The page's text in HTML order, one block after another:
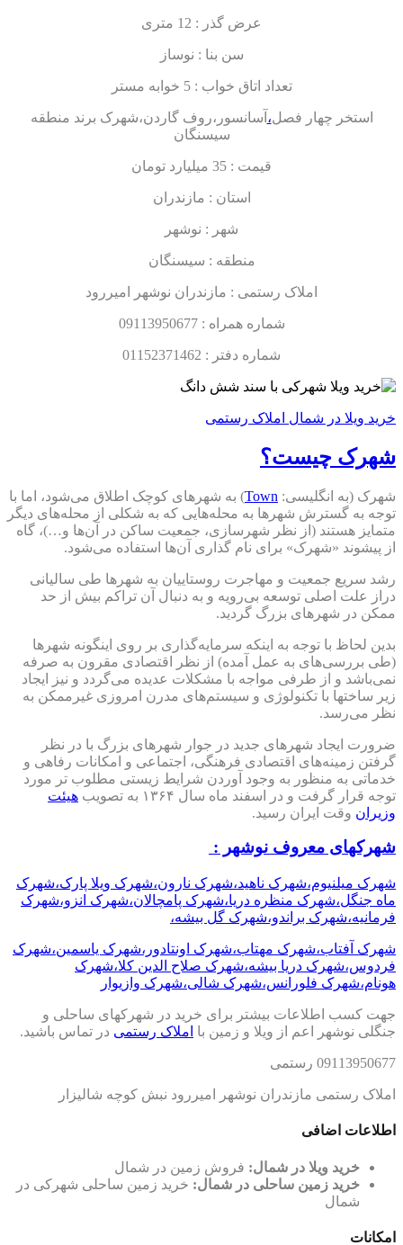
عرض گذر : 12 متری
سن بنا : نوساز
تعداد اتاق خواب : 5 خوابه مستر
استخر چهار فصل، آسانسور،روف گاردن،شهرک برند منطقه
سیسنگان
قیمت : 35 میلیارد تومان
استان : مازندران
شهر : نوشهر
منطقه : سیسنگان
املاک رستمی : مازندران نوشهر امیررود
شماره همراه : 09113950677
شماره دفتر : 01152371462
خرید ویلا در شمال املاک رستمی
شهرک چیست؟
شهرک (به انگلیسی: Town) به شهرهای کوچک اطلاق می‌شود، اما با
توجه به گسترش شهرها به محله‌هایی که به شکلی از محله‌های دیگر
متمایز هستند (از نظر شهرسازی، جمعیت ساکن در آن‌ها و…)، گاه
از پیشوند «شهرک» برای نام گذاری آن‌ها استفاده می‌شود.
رشد سریع جمعیت و مهاجرت روستاییان به شهرها طی سالیانی
دراز علت اصلی توسعه بی‌رویه و به دنبال آن تراکم بیش از حد
ممکن در شهرهای بزرگ گردید.
بدین لحاظ با توجه به اینکه سرمایه‌گذاری بر روی اینگونه شهرها
(طی بررسی‌های به عمل آمده) از نظر اقتصادی مقرون به صرفه
نمی‌باشد و از طرفی مواجه با مشکلات عدیده می‌گردد و نیز ایجاد
زیر ساختها با تکنولوژی و سیستم‌های مدرن امروزی غیرممکن به
نظر می‌رسد.
ضرورت ایجاد شهرهای جدید در جوار شهرهای بزرگ با در نظر
گرفتن زمینه‌های اقتصادی فرهنگی، اجتماعی و امکانات رفاهی و
خدماتی به منظور به وجود آوردن شرایط زیستی مطلوب تر مورد
توجه قرار گرفت و در اسفند ماه سال ۱۳۶۴ به تصویب
هیئت
وزیران وقت ایران رسید.
شهرکهای معروف نوشهر :
شهرک میلنیوم،شهرک ناهید،شهرک نارون،شهرک ویلا پارک،شهرک
ماه جنگل،شهرک منظره دریا،شهرک پامچالان،شهرک انزو،شهرک
فرمانیه،شهرک براندو،شهرک گل بیشه،
شهرک آفتاب،شهرک مهتاب،شهرک اونتادور،شهرک یاسمین،شهرک
فردوس،شهرک دریا بیشه،شهرک صلاح الدین کلا،شهرک
هونام،شهرک فلورانس،شهرک شالی،شهرک وازیوار
جهت کسب اطلاعات بیشتر برای خرید در شهرکهای ساحلی و
جنگلی نوشهر اعم از ویلا و زمین با املاک رستمی در تماس باشید.
09113950677 رستمی
املاک رستمی مازندران نوشهر امیررود نبش کوچه شالیزار
اطلاعات اضافی
خرید ویلا در شمال: فروش زمین در شمال
خرید زمین ساحلی در شمال: خرید زمین ساحلی شهرکی در
شمال
امکانات